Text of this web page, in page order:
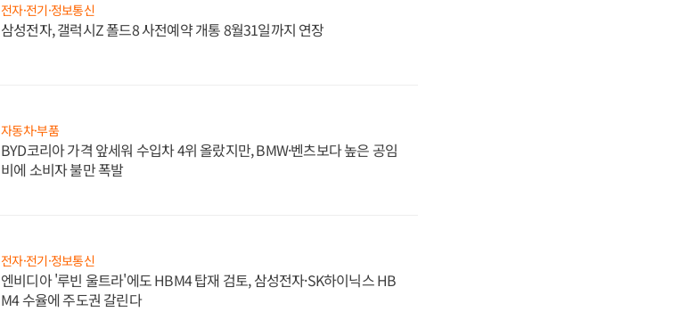
전자·전기·정보통신
삼성전자, 갤럭시Z 폴드8 사전예약 개통 8월31일까지 연장
자동차·부품
BYD코리아 가격 앞세워 수입차 4위 올랐지만, BMW·벤츠보다 높은 공임
비에 소비자 불만 폭발
전자·전기·정보통신
엔비디아 '루빈 울트라'에도 HBM4 탑재 검토, 삼성전자·SK하이닉스 HB
M4 수율에 주도권 갈린다